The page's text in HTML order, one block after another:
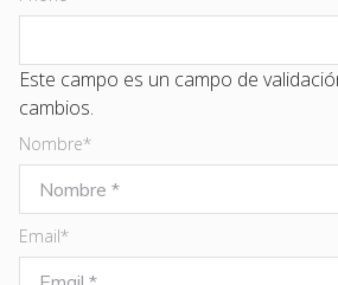
Este campo es un campo de
cambios.
Nombre*
Email*